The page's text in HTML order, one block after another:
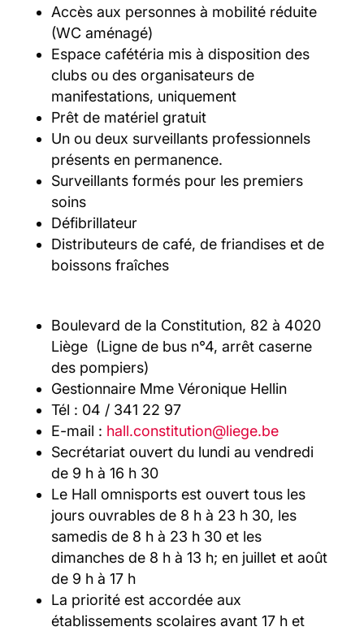
Accès aux personnes à mobilité réduite
(WC aménagé)
Espace cafétéria mis à disposition des
clubs ou des organisateurs de
manifestations, uniquement
Prêt de matériel gratuit
Un ou deux surveillants professionnels
présents en permanence.
Surveillants formés pour les premiers
soins
Défibrillateur
Distributeurs de café, de friandises et de
boissons fraîches
Boulevard de la Constitution, 82 à 4020
Liège (Ligne de bus n°4, arrêt caserne
des pompiers)
Gestionnaire Mme Véronique Hellin
Tél : 04 / 341 22 97
E-mail : hall.constitution@liege.be
Secrétariat ouvert du lundi au vendredi
de 9 h à 16 h 30
Le Hall omnisports est ouvert tous les
jours ouvrables de 8 h à 23 h 30, les
samedis de 8 h à 23 h 30 et les
dimanches de 8 h à 13 h; en juillet et août
de 9 h à 17 h
La priorité est accordée aux
établissements scolaires avant 17 h et